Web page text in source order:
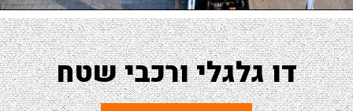
דו גלגלי ורכבי שטח